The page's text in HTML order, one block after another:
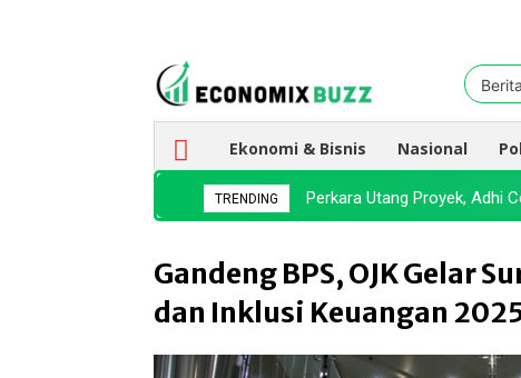
Ekonomi & Bisnis Nasional
TRENDING Perkara Utang Proyek, Adhi
BEI Buka Lelang 11
Gandeng BPS, OJK Gelar
dan Inklusi Keuangan